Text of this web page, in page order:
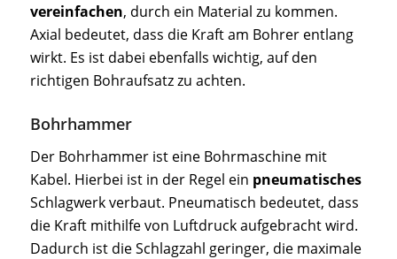
vereinfachen, durch ein Material zu kommen.
Axial bedeutet, dass die Kraft am Bohrer entlang
wirkt. Es ist dabei ebenfalls wichtig, auf den
richtigen Bohraufsatz zu achten.
Bohrhammer
Der Bohrhammer ist eine Bohrmaschine mit
Kabel. Hierbei ist in der Regel ein pneumatisches
Schlagwerk verbaut. Pneumatisch bedeutet, dass
die Kraft mithilfe von Luftdruck aufgebracht wird.
Dadurch ist die Schlagzahl geringer, die maximale